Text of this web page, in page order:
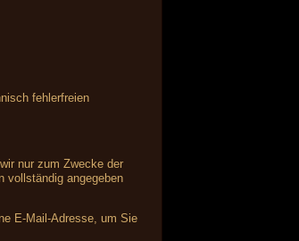
fehlerfreien
nur zum Zwecke der
vollständig angegeben
E-Mail-Adresse, um Sie